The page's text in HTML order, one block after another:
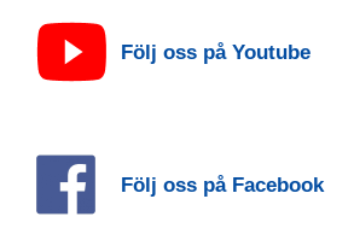
Följ oss på Youtube
Följ oss på Facebook